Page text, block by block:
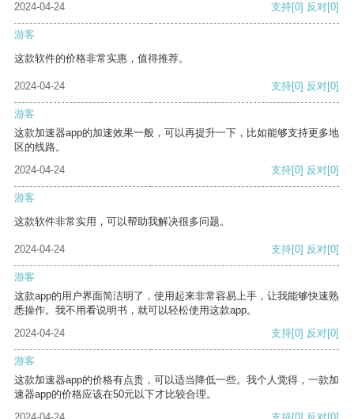
2024-04-24
支持[0] 反对[0]
游客
这款软件的价格非常实惠，值得推荐。
2024-04-24 支持[0] 反对[0]
游客
这款加速器app的加速效果一般，可以再提升一下，比如能够支持更多地
区的线路。
2024-04-24
支持[0] 反对[0]
游客
这款软件非常实用，可以帮助我解决很多问题。
2024-04-24 支持[0] 反对[0]
游客
这款app的用户界面简洁明了，使用起来非常容易上手，让我能够快速熟
悉操作。我不用看说明书，就可以轻松使用这款app。
2024-04-24
支持[0] 反对[0]
游客
这款加速器app的价格有点贵，可以适当降低一些。我个人觉得，一款加
速器app的价格应该在50元以下才比较合理。